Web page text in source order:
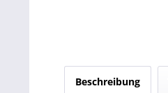
Beschreibung